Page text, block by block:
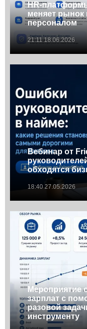
HR-
меняет рынок
персоналом
21:11 18.06.2026
Вебинар от
обходятся
18:40 27.05.2026
Мероприятие
зарплат с
разовой
инструменту